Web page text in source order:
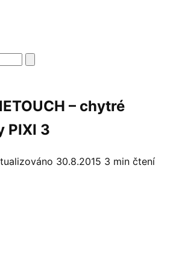
– chytré
PIXI 3
30.8.2015 3 min čtení